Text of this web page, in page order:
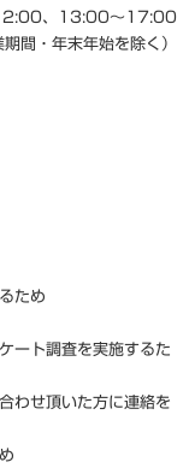
、13:00～17:00
間・年末年始を除く）
ため
ート調査を実施するた
わせ頂いた方に連絡を